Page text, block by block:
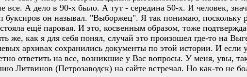
все. А дело в 90-х было. А тут - середина 50-х. И человек,
буксиров он называл. "Выборжец". Я так понимаю, поскольку
ещё паровая. И это, косвенным образом, тоже
же, как я для себя понял, случай это произошел где-то на
архивах сохранились документы по этой истории. И
ответить на все, возникшие у Вас вопросы. У меня, увы,
Литвинов (Петрозаводск) на сайте встречал. Но как-то не